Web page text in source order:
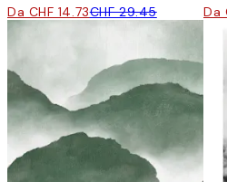
Da CHF 14.73CHF 29.45 Da